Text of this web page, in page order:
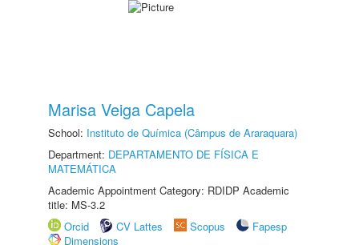
Marisa Veiga Capela
School: Instituto de Química (Câmpus de Araraquara)
Department: DEPARTAMENTO DE FÍSICA E
MATEMÁTICA
Academic Appointment Category: RDIDP Academic
title: MS-3.2
Orcid
CV Lattes Scopus
Fapesp
Dimensions